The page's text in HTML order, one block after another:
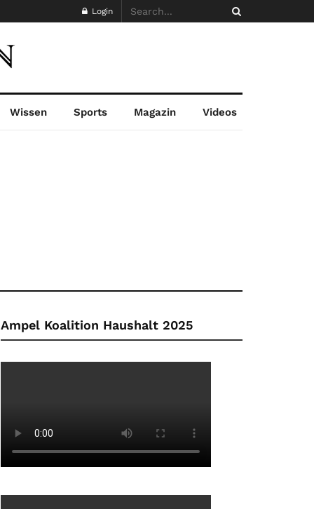
Login
Wissen Sports Magazin Videos
Ampel Koalition Haushalt 2025